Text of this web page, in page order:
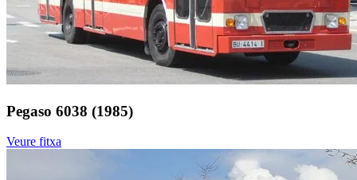
Pegaso 6038 (1985)
Veure fitxa